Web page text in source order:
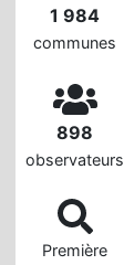
1 984
communes
898
observateurs
Première